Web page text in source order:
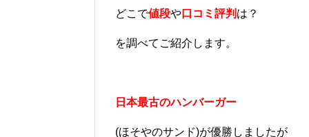
どこで値段や口コミ評判 は？
を調べてご紹介します。
日本最古のハンバーガー
(ほそやのサンド)が優勝しましたが